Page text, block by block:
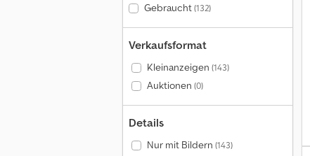
Gebraucht(132)
Verkaufsformat
Kleinanzeigen (143)
Auktionen (0)
Details
Nur mit Bildern (143)